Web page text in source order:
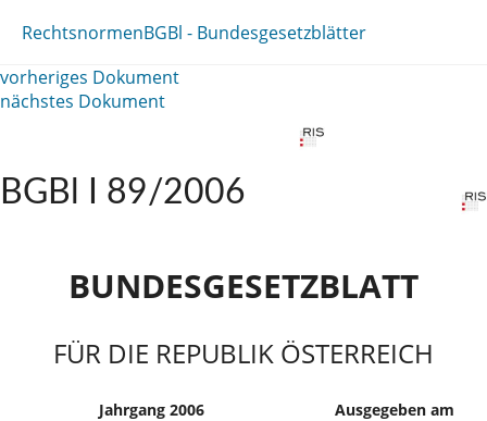
RechtsnormenBGBl - Bundesgesetzblätter
vorheriges Dokument
nächstes Dokument
BGBl I 89/2006
BUNDESGESETZBLATT
FÜR DIE REPUBLIK ÖSTERREICH
Jahrgang 2006
Ausgegeben am